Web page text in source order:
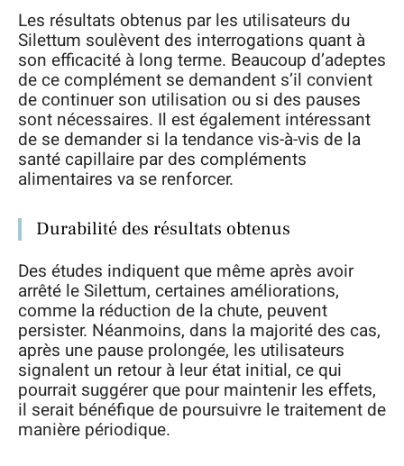
Les résultats obtenus par les utilisateurs du
Silettum soulèvent des interrogations quant à
son efficacité à long terme. Beaucoup d’adeptes
de ce complément se demandent s’il convient
de continuer son utilisation ou si des pauses
sont nécessaires. Il est également intéressant
de se demander si la tendance vis-à-vis de la
santé capillaire par des compléments
alimentaires va se renforcer.
Durabilité des résultats obtenus
Des études indiquent que même après avoir
arrêté le Silettum, certaines améliorations,
comme la réduction de la chute, peuvent
persister. Néanmoins, dans la majorité des cas,
après une pause prolongée, les utilisateurs
signalent un retour à leur état initial, ce qui
pourrait suggérer que pour maintenir les effets,
il serait bénéfique de poursuivre le traitement de
manière périodique.